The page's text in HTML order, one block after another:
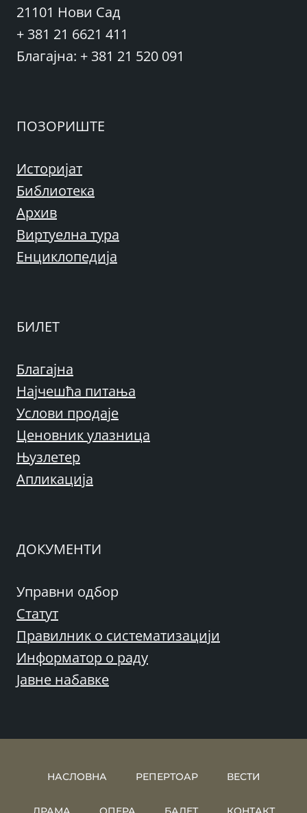
21101 Нови Сад
+ 381 21 6621 411
Благајна: + 381 21 520 091
ПОЗОРИШТЕ
Историјат
Библиотека
Архив
Виртуелна тура
Енциклопедија
БИЛЕТ
Благајна
Најчешћа питања
Услови продаје
Ценовник улазница
Њузлетер
Апликација
ДОКУМЕНТИ
Управни одбор
Статут
Правилник о систематизацији
Информатор о раду
Јавне набавке
НАСЛОВНА РЕПЕРТОАР ВЕСТИ